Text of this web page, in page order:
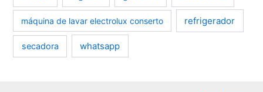
máquina de lavar electrolux conserto refrigerador
secadora whatsapp